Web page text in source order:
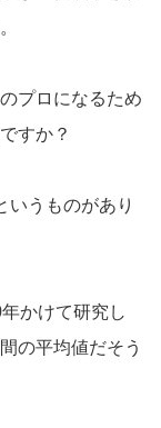
プロになるため
すか？
いうものがあり
かけて研究し
の平均値だそう